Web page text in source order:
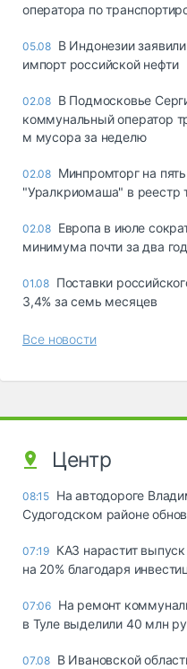
оператора по
05.08 В Индонезии
импорт российской нефти
02.08 В Подмосковье
коммунальный оператор
м мусора за неделю
02.08 Минпромторг на
"Уралкриомаша" в реестр
02.08 Европа в июле
минимума почти за два
01.08 Поставки
3,4% за семь месяцев
Все новости
Центр
08:15 На автодороге
Судогодском районе
07:19 КАЗ нарастит
на 20% благодаря
07:06 На ремонт
в Туле выделили 40 млн
07.08 В Ивановской